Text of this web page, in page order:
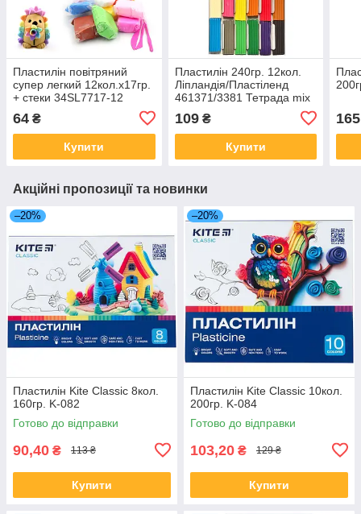
Пластилін повітряний
супер легкий 12кол.х17гр.
+ стеки 34SL7717-12
64 ₴
Купити
Пластилін 240гр. 12кол.
Ліпландія/Пластіленд
461371/3381 Тетрада mix
109₴
Купити
165
Акційні пропозиції та новинки
–20%
Пластилін Kite Classic 8кол.
160гр. K-082
Готово до відправки
90,40 ₴ 113 ₴
Купити
–20%
Пластилін Kite Classic 10кол.
200гр. K-084
Готово до відправки
103,20 ₴ 129 ₴
Купити